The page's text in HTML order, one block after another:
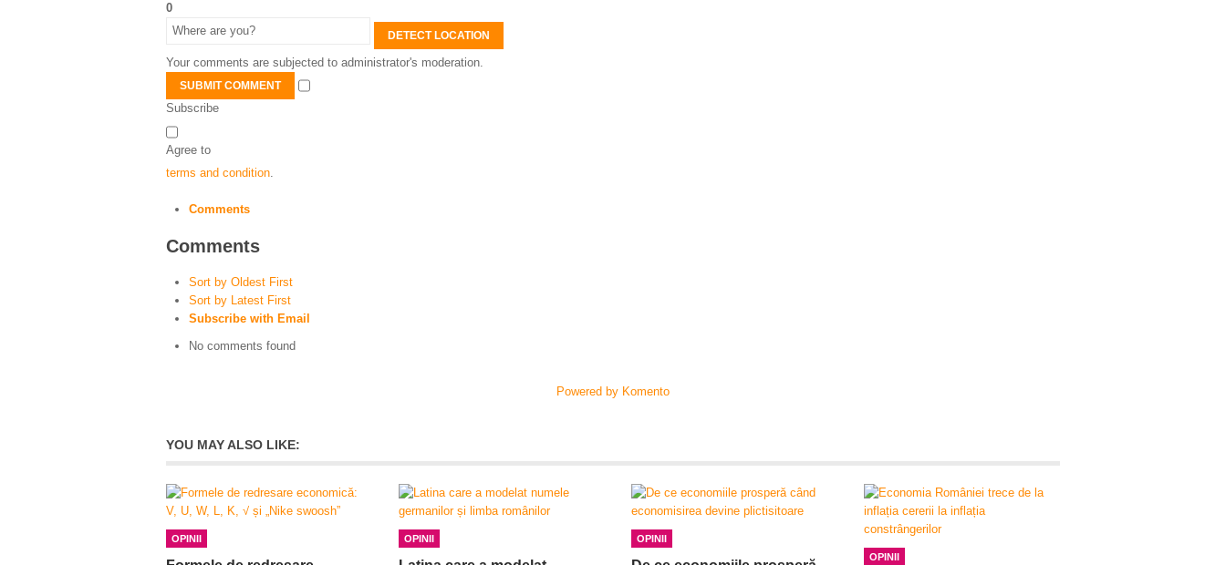
0
DETECT LOCATION
Your comments are subjected to administrator's moderation.
SUBMIT COMMENT
Subscribe
Agree to
terms and condition
Comments
Comments
Sort by Oldest First
Sort by Latest First
Subscribe with Email
No comments found
Powered by Komento
YOU MAY ALSO LIKE:
OPINII OPINII OPINII
OPINII